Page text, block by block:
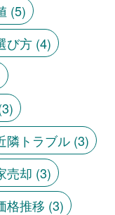
(5)
び方(4)
隣トラブル(3)
売却 (3)
格推移 (3)